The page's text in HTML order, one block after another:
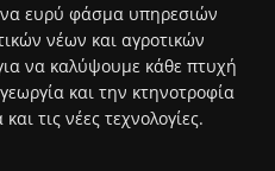
ευρύ φάσμα υπηρεσιών
νέων και αγροτικών
να καλύψουμε κάθε πτυχή
και την κτηνοτροφία
τις νέες τεχνολογίες.